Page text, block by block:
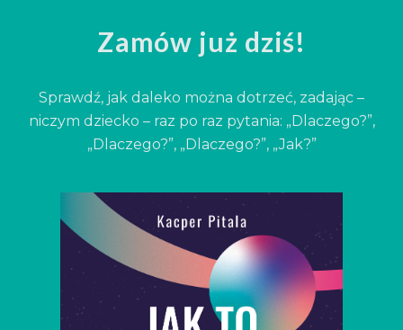
Zamów już dziś!
Sprawdź, jak daleko można dotrzeć, zadając –
niczym dziecko – raz po raz pytania: „Dlaczego?”,
„Dlaczego?”, „Dlaczego?”, „Jak?”